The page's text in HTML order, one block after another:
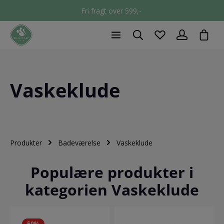
Fri fragt over 599,-
Vaskeklude
Produkter Badeværelse Vaskeklude
Populære produkter i
kategorien Vaskeklude